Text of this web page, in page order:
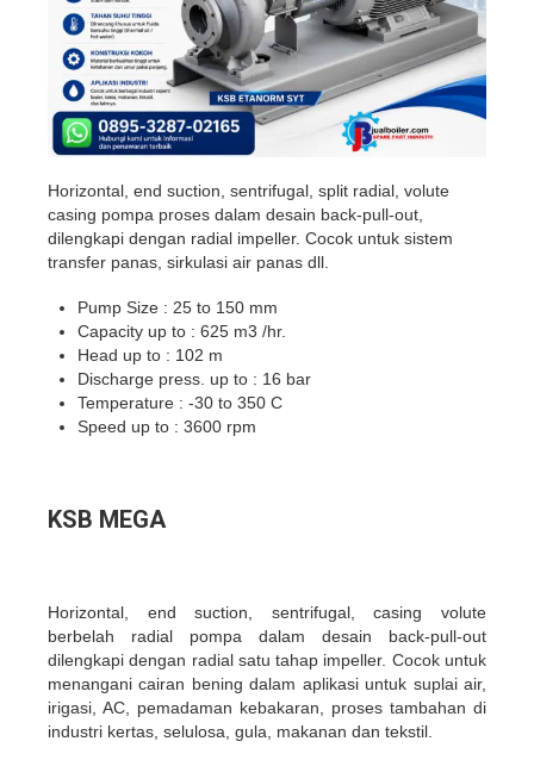
Horizontal, end suction, sentrifugal, split radial, volute
casing pompa proses dalam desain back-pull-out,
dilengkapi dengan radial impeller. Cocok untuk sistem
transfer panas, sirkulasi air panas dll.
Pump Size : 25 to 150 mm
Capacity up to : 625 m3 /hr.
Head up to : 102 m
Discharge press. up to : 16 bar
Temperature : -30 to 350 C
Speed up to : 3600 rpm
KSB MEGA
Horizontal, end suction, sentrifugal, casing volute
berbelah radial pompa dalam desain back-pull-out
dilengkapi dengan radial satu tahap impeller. Cocok untuk
menangani cairan bening dalam aplikasi untuk suplai air,
irigasi, AC, pemadaman kebakaran, proses tambahan di
industri kertas, selulosa, gula, makanan dan tekstil.